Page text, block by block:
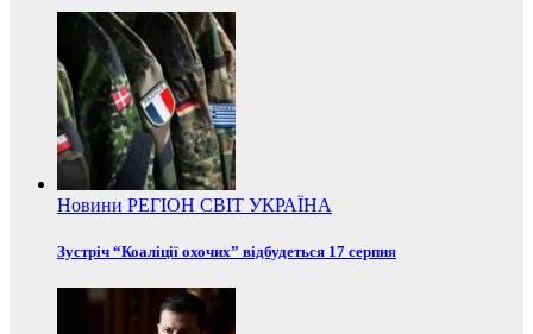
Новини РЕГІОН СВІТ УКРАЇНА
Зустріч “Коаліції охочих” відбудеться 17 серпня